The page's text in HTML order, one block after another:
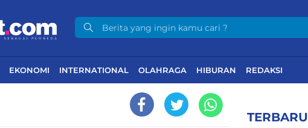
EKONOMI INTERNATIONAL OLAHRAGA HIBURAN REDAKSI
TERBARU